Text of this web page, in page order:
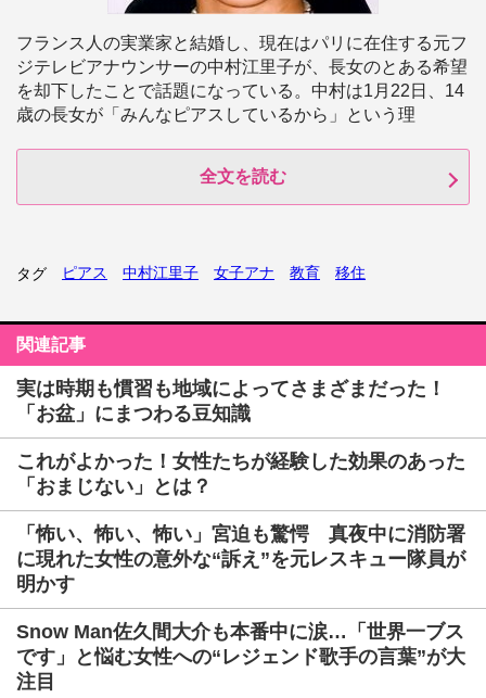
フランス人の実業家と結婚し、現在はパリに在住する元フ
ジテレビアナウンサーの中村江里子が、長女のとある希望
を却下したことで話題になっている。中村は1月22日、14
歳の長女が「みんなピアスしているから」という理
全文を読む
タグ ピアス 中村江里子 女子アナ 教育 移住
関連記事
実は時期も慣習も地域によってさまざまだった！
「お盆」にまつわる豆知識
これがよかった！女性たちが経験した効果のあった
「おまじない」とは？
「怖い、怖い、怖い」宮迫も驚愕 真夜中に消防署
に現れた女性の意外な“訴え”を元レスキュー隊員が
明かす
Snow Man佐久間大介も本番中に涙…「世界一ブス
です」と悩む女性への“レジェンド歌手の言葉”が大
注目